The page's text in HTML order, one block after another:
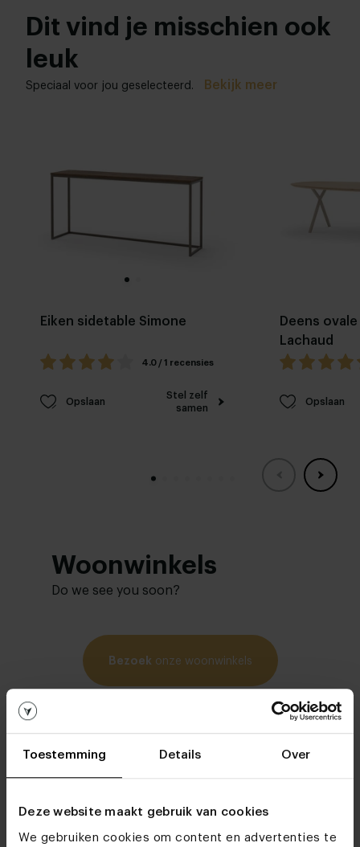
Toestemming Details Over
Deze website maakt gebruik van cookies
We gebruiken cookies om content en advertenties te
Dit vind je misschien ook
leuk
Speciaal voor jou geselecteerd. Bekijk meer
Eiken sidetable Simone
4.0 / 1 recensies
Opslaan
Stel zelf
samen
Deens
Lachaud
Opslaan
Woonwinkels
Do we see you soon?
Bezoek onze woonwinkels